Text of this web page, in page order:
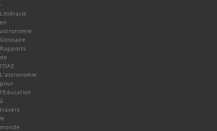
-
Littéracie
en
astronomie
Glossaire
Rapports
de
l'OAE
L'astronomie
pour
l'Education
à
travers
le
monde